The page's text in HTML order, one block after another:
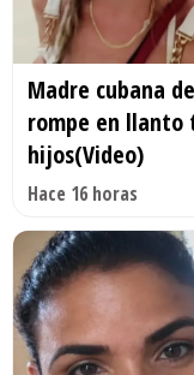
Madre cubana
rompe en llanto
hijos(Video)
Hace 16 horas